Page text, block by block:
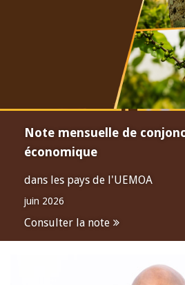
Note mensuelle de
économique
dans les pays de l'UEMOA
juin 2026
Consulter la note